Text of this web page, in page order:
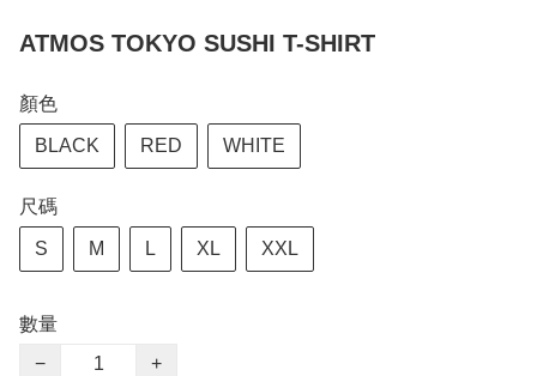
ATMOS TOKYO SUSHI T-SHIRT
顏色
BLACK RED WHITE
尺碼
S M L XL XXL
數量
−
+